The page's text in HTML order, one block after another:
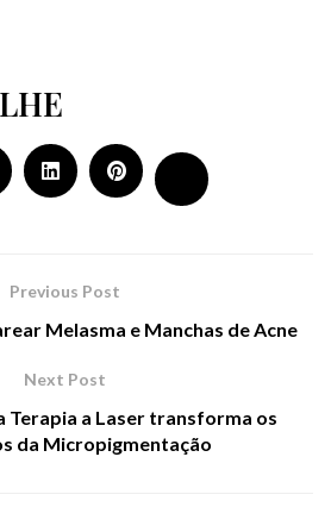
Previous Post
Melasma e Manchas de Acne
Next Post
Terapia a Laser transforma os
da Micropigmentação